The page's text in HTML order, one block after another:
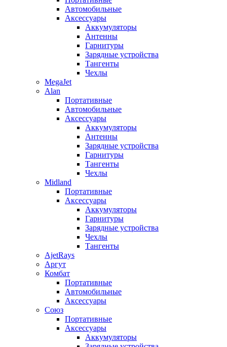
Автомобильные
Аксессуары
Аккумуляторы
Антенны
Гарнитуры
Зарядные устройства
Тангенты
Чехлы
MegaJet
Alan
Портативные
Автомобильные
Аксессуары
Аккумуляторы
Антенны
Зарядные устройства
Гарнитуры
Тангенты
Чехлы
Midland
Портативные
Аксессуары
Аккумуляторы
Гарнитуры
Зарядные устройства
Чехлы
Тангенты
AjetRays
Аргут
Комбат
Портативные
Автомобильные
Аксессуары
Союз
Портативные
Аксессуары
Аккумуляторы